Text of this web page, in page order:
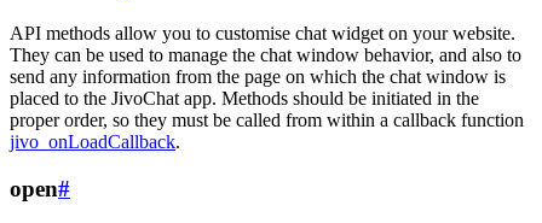
API methods allow you to customise chat widget on your website.
They can be used to manage the chat window behavior, and also to
send any information from the page on which the chat window is
placed to the JivoChat app. Methods should be initiated in the
proper order, so they must be called from within a callback function
jivo_onLoadCallback.
open#